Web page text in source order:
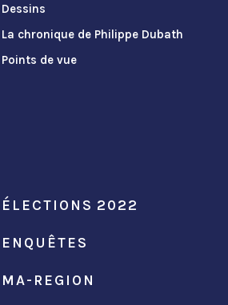
Dessins
La chronique de Philippe Dubath
Points de vue
ÉLECTIONS 2022
ENQUÊTES
MA-REGION